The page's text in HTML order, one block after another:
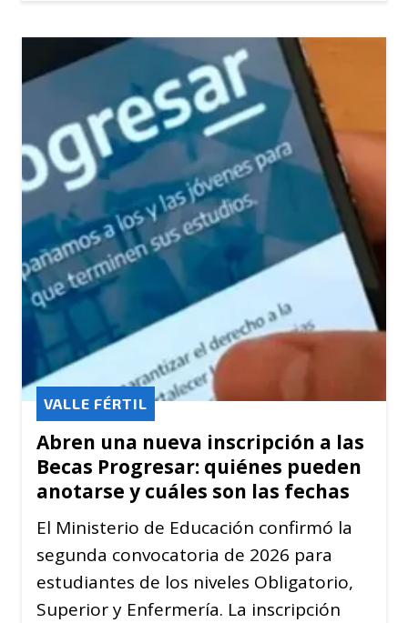
Abren una nueva inscripción a las
Becas Progresar: quiénes pueden
anotarse y cuáles son las fechas
VALLE FÉRTIL
El Ministerio de Educación confirmó la
segunda convocatoria de 2026 para
estudiantes de los niveles Obligatorio,
Superior y Enfermería. La inscripción